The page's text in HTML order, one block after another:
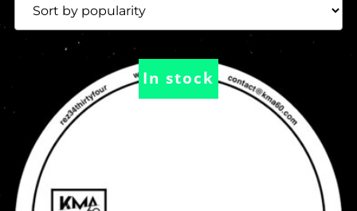
In stock